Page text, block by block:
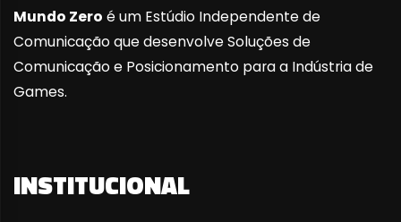
Mundo Zero é um Estúdio Independente de
Comunicação que desenvolve Soluções de
Comunicação e Posicionamento para a Indústria de
Games.
INSTITUCIONAL